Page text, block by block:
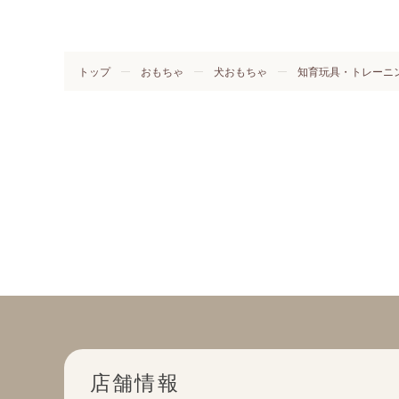
トップ おもちゃ 犬おもちゃ 知育玩具・トレーニ
店舗情報